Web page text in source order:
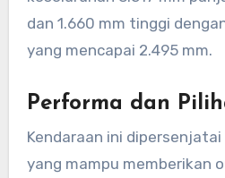
dan 1.660 mm tinggi
yang mencapai 2.495 mm.
Performa dan
Kendaraan ini
yang mampu memberikan